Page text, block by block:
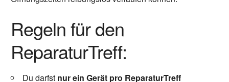
Regeln für den
ReparaturTreff:
Du darfst nur ein Gerät pro ReparaturTreff